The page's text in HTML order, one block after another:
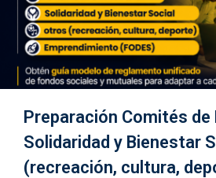
Preparación Comités de
Solidaridad y Bienestar
(recreación, cultura,